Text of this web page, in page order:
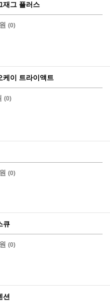
재그 플러스
(0)
케이 트라이액트
(0)
(0)
큐
(0)
션